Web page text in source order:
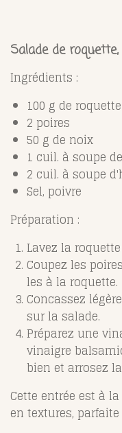
Salade de
Ingrédients :
100 g de roquette
2 poires
50 g de noix
1 cuil. à soupe
2 cuil. à soupe
Sel, poivre
Préparation :
Lavez la
Coupez les
les à la roquette.
Concassez
sur la salade.
Préparez une
vinaigre
bien et arrosez
Cette entrée est à
en textures,